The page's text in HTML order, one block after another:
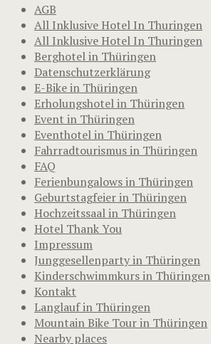
AGB
All Inklusive Hotel In Thuringen
All Inklusive Hotel In Thuringen
Berghotel in Thüringen
Datenschutzerklärung
E-Bike in Thüringen
Erholungshotel in Thüringen
Event in Thüringen
Eventhotel in Thüringen
Fahrradtourismus in Thüringen
FAQ
Ferienbungalows in Thüringen
Geburtstagfeier in Thüringen
Hochzeitssaal in Thüringen
Hotel Thank You
Impressum
Junggesellenparty in Thüringen
Kinderschwimmkurs in Thüringen
Kontakt
Langlauf in Thüringen
Mountain Bike Tour in Thüringen
Nearby places